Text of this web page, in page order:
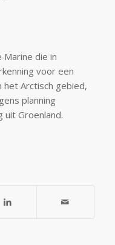
Marine die in
voor een
het Arctisch gebied,
planning
uit Groenland.